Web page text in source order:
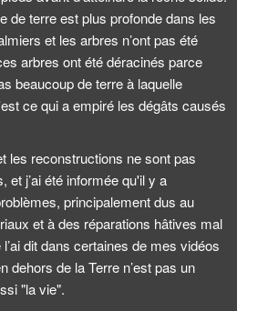
de terre est plus profonde dans les
et les arbres n’ont pas été
arbres ont été déracinés parce
beaucoup de terre à laquelle
ce qui a empiré les dégâts causés
les reconstructions ne sont pas
et j’ai été informée qu'il y a
principalement dus au
et à des réparations hâtives mal
dit dans certaines de mes vidéos
dehors de la Terre n’est pas un
"la vie".